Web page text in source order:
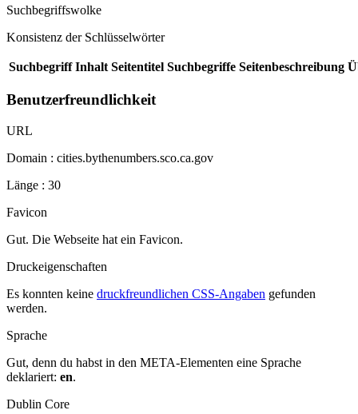
Suchbegriffswolke
Konsistenz der Schlüsselwörter
Suchbegriff Inhalt Seitentitel Suchbegriffe Seitenbeschreibung
Benutzerfreundlichkeit
URL
Domain : cities.bythenumbers.sco.ca.gov
Länge : 30
Favicon
Gut. Die Webseite hat ein Favicon.
Druckeigenschaften
Es konnten keine druckfreundlichen CSS-Angaben gefunden
werden.
Sprache
Gut, denn du habst in den META-Elementen eine Sprache
deklariert: en.
Dublin Core